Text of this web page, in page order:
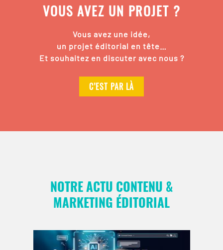
VOUS AVEZ UN PROJET ?
Vous avez une idée,
un projet éditorial en tête…
Et souhaitez en discuter avec nous ?
C’EST PAR LÀ
NOTRE ACTU CONTENU &
MARKETING ÉDITORIAL